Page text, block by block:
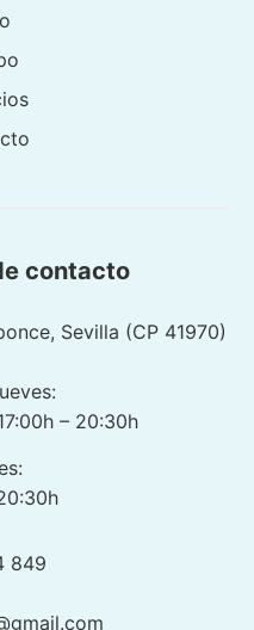
contacto
Sevilla (CP 41970)
– 20:30h
849